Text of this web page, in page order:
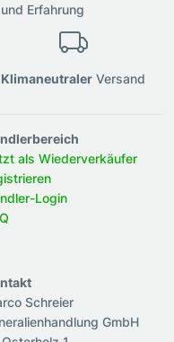
Erfahrung
Klimaneutraler Versand
als Wiederverkäufer
Login
Schreier
GmbH